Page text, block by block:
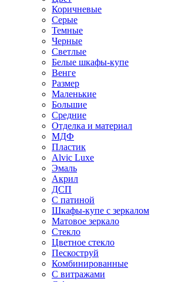
Коричневые
Серые
Темные
Черные
Светлые
Белые шкафы-купе
Венге
Размер
Маленькие
Большие
Средние
Отделка и материал
МДФ
Пластик
Alvic Luxe
Эмаль
Акрил
ДСП
С патиной
Шкафы-купе с зеркалом
Матовое зеркало
Стекло
Цветное стекло
Пескоструй
Комбинированные
С витражами